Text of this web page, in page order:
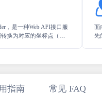
，是一种Web API接口服
换为对应的坐标点（经
面
先
指南 常见 FAQ